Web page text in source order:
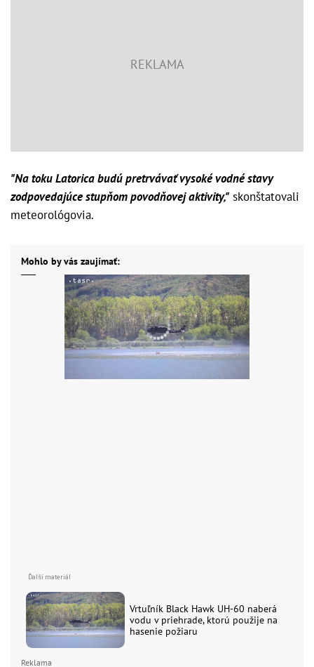
"Na toku Latorica budú pretrvávať vysoké vodné stavy
zodpovedajúce stupňom povodňovej aktivity," skonštatovali
meteorológovia.
Mohlo by vás zaujímať:
Vrtuľník Black Hawk UH-60 naberá
vodu v priehrade, ktorú použije na
hasenie požiaru
Reklama